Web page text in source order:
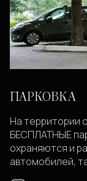
ПАРКОВКА
На территории
БЕСПЛАТНЫЕ
охраняются и
автомобилей,